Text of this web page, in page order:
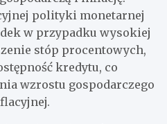
polityki monetarnej
w przypadku wysokiej
stóp procentowych,
kredytu, co
wzrostu gospodarczego